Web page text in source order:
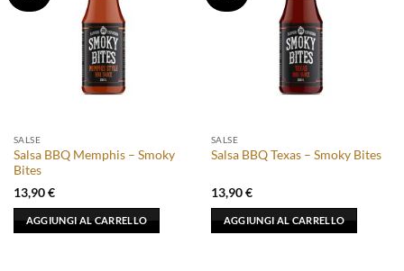
SALSE
Salsa BBQ Memphis – Smoky
Bites
13,90€
AGGIUNGI AL CARRELLO
SALSE
Salsa BBQ Texas – Smoky Bites
13,90€
AGGIUNGI AL CARRELLO